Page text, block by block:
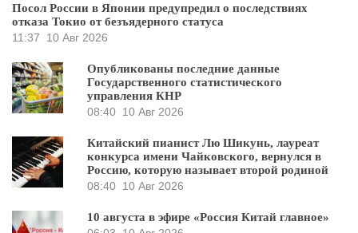
Посол России в Японии предупредил о последствиях
отказа Токио от безъядерного статуса
11:37
10 Авг 2026
Опубликованы последние данные
Государственного статистического
управления КНР
08:40 10 Авг 2026
Китайский пианист Лю Шикунь, лауреат
конкурса имени Чайковского, вернулся в
Россию, которую называет второй родиной
08:40 10 Авг 2026
10 августа в эфире «Россия Китай главное»